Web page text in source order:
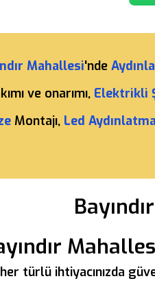
Mahallesi'nde
ve onarımı, Elektrikli
Montajı, Led Aydınlatma
türlü ihtiyacınızda